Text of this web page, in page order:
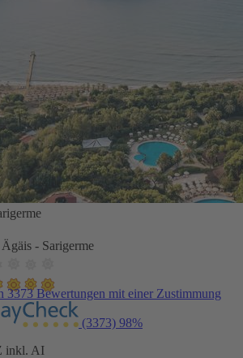
- Sarigerme
3373 Bewertungen mit einer Zustimmung
(3373) 98%
inkl. AI